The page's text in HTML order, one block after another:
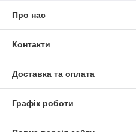
Про нас
Контакти
Доставка та оплата
Графік роботи